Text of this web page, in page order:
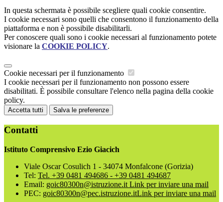
In questa schermata è possibile scegliere quali cookie consentire.
I cookie necessari sono quelli che consentono il funzionamento della
piattaforma e non è possibile disabilitarli.
Per conoscere quali sono i cookie necessari al funzionamento potete
visionare la COOKIE POLICY.
Cookie necessari per il funzionamento
I cookie necessari per il funzionamento non possono essere
disabilitati. È possibile consultare l'elenco nella pagina della cookie
policy.
Accetta tutti Salva le preferenze
Contatti
Istituto Comprensivo Ezio Giacich
Viale Oscar Cosulich 1 - 34074 Monfalcone (Gorizia)
Tel: Tel. +39 0481 494686 - +39 0481 494687
Email: goic80300n@istruzione.it Link per inviare una mail
PEC: goic80300n@pec.istruzione.itLink per inviare una mail